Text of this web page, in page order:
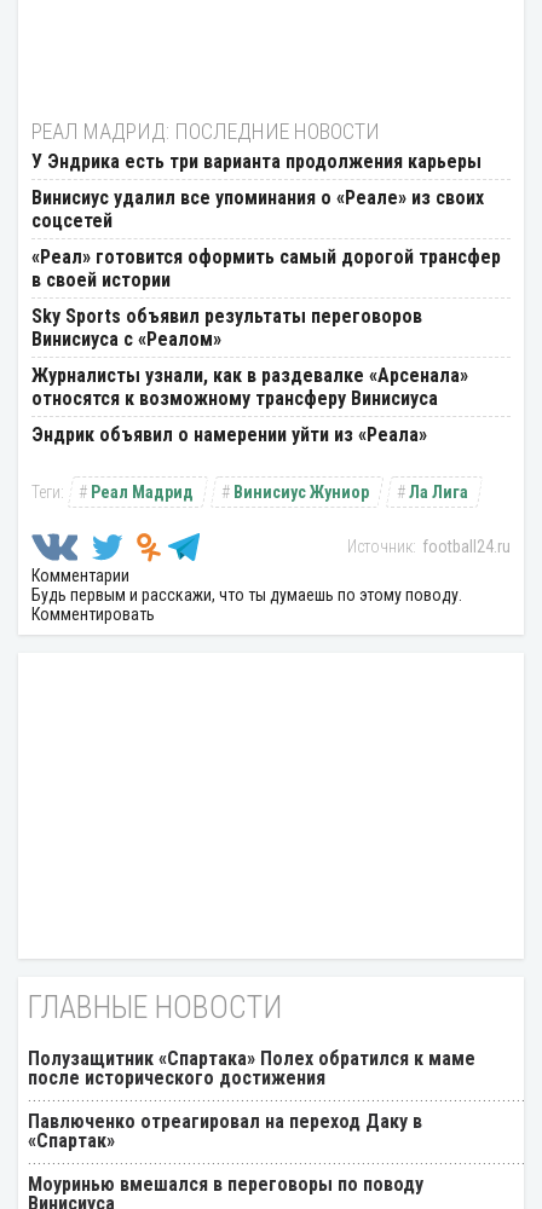
РЕАЛ МАДРИД: ПОСЛЕДНИЕ НОВОСТИ
У Эндрика есть три варианта продолжения карьеры
Винисиус удалил все упоминания о «Реале» из своих
соцсетей
«Реал» готовится оформить самый дорогой трансфер
в своей истории
Sky Sports объявил результаты переговоров
Винисиуса с «Реалом»
Журналисты узнали, как в раздевалке «Арсенала»
относятся к возможному трансферу Винисиуса
Эндрик объявил о намерении уйти из «Реала»
Реал Мадрид Винисиус Жуниор Ла Лига
football24.ru
Комментарии
Будь первым и расскажи, что ты думаешь по этому поводу.
Комментировать
ГЛАВНЫЕ НОВОСТИ
Полузащитник «Спартака» Полех обратился к маме
после исторического достижения
Павлюченко отреагировал на переход Даку в
«Спартак»
Моуринью вмешался в переговоры по поводу
Винисиуса